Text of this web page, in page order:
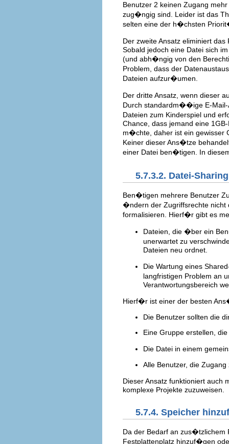
Benutzer 2 keinen Zugang
zug�ngig sind. Leider ist das
selten eine der h�chsten
Der zweite Ansatz eliminiert
Sobald jedoch eine Datei sich
(und abh�ngig von den
Problem, dass der
Dateien aufzur�umen.
Der dritte Ansatz, wenn dieser
Durch standardm��ige E-Mail-
Dateien zum Kinderspiel und
Chance, dass jemand eine
m�chte, daher ist ein gewisser
Keiner dieser Ans�tze
einer Datei ben�tigen. In
5.7.3.2. Datei-Sharing
Ben�tigen mehrere Benutzer
�ndern der Zugriffsrechte nicht
formalisieren. Hierf�r gibt es
Dateien, die �ber ein
unerwartet zu
Dateien neu ordnet.
Die Wartung eines
langfristigen Problem an
Verantwortungsbereich
Hierf�r ist einer der besten
Die Benutzer sollten die
Eine Gruppe erstellen,
Die Datei in einem
Alle Benutzer, die
Dieser Ansatz funktioniert
komplexe Projekte zuzuweisen.
5.7.4. Speicher
Da der Bedarf an zus�tzlichem
Festplattenplatz hinzuf�gen